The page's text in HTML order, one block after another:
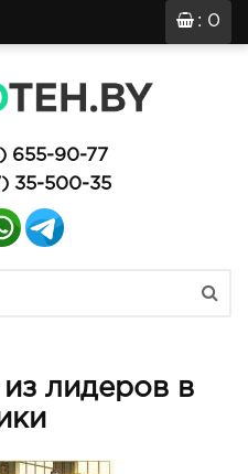
: 0
655-90-77
35-500-35
лидеров в